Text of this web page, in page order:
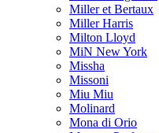
Miller et Bertaux
Miller Harris
Milton Lloyd
MiN New York
Missha
Missoni
Miu Miu
Molinard
Mona di Orio